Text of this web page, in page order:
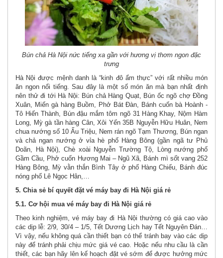
Bún chả Hà Nội nức tiếng xa gần với hương vị thơm ngon đặc
trưng
Hà Nội được mệnh danh là “kinh đô ẩm thực” với rất nhiều món
ăn ngon nổi tiếng. Sau đây là một số món ăn mà bạn nhất định
nên thử đi tới Hà Nội: Bún chả Hàng Quạt, Bún ốc ngõ chợ Đồng
Xuân, Miến gà hàng Buồm, Phở Bát Đàn, Bánh cuốn bà Hoành -
Tô Hiến Thành, Bún đậu mắm tôm ngõ 31 Hàng Khay, Nộm Hàm
Long, Mỳ gà tần hàng Cân, Xôi Yến 35B Nguyễn Hữu Huân, Nem
chua nướng số 10 Ấu Triệu, Nem rán ngõ Tạm Thương, Bún ngan
và chả ngan nướng ở vỉa hè phố Hàng Bông (gần ngã tư Phủ
Doãn, Hà Nội), Chè xoài Nguyễn Trường Tộ, Lòng nướng phố
Gầm Cầu, Phở cuốn Hương Mai – Ngũ Xã, Bánh mì sốt vang 252
Hàng Bông, Mỳ vằn thắn Bình Tây ở phố Hàng Chiếu, Bánh đúc
nóng phố Lê Ngọc Hân,…
5. Chia sẻ bí quyết đặt vé máy bay đi Hà Nội giá rẻ
5.1. Cơ hội mua vé máy bay đi Hà Nội giá rẻ
Theo kinh nghiệm, vé máy bay đi Hà Nội thường có giá cao vào
các dịp lễ: 2/9, 30/4 – 1/5, Tết Dương Lịch hay Tết Nguyên Đán…
Vì vậy, nếu không quá cần thiết bạn có thể tránh bay vào các dịp
này để tránh phải chịu mức giá vé cao. Hoặc nếu nhu cầu là cần
thiết, các bạn hãy lên kế hoạch đặt vé sớm để được hưởng mức